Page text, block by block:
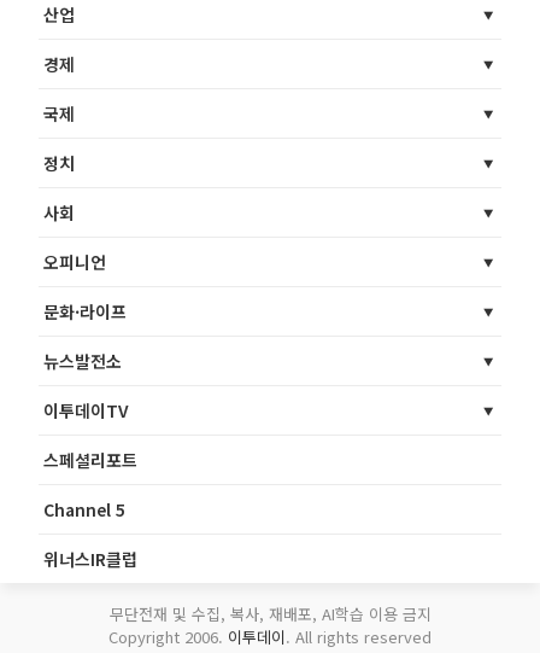
산업
경제
국제
정치
사회
오피니언
문화·라이프
뉴스발전소
이투데이TV
스페셜리포트
Channel 5
위너스IR클럽
무단전재 및 수집, 복사, 재배포, AI학습 이용 금지
Copyright 2006. 이투데이. All rights reserved